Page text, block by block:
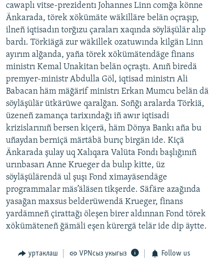
СУГЫШ
БЕЗНЕ ТОМАЛАДЫЛАР
ШӘЛКЕМНӘР
ӘҢГӘМӘ
КОММЕНТАР
ДИНИ ТОРМЫШ
ПӘРӘВЕЗ
КИНОХАНӘ
ДӨНЬЯ ХӘЛЛӘРЕ
ТАТАРЧА ПОДКАСТ
ӘЙДӘ ONLINE
IDEL.РЕАЛИИ
БЕЗГӘ КУШЫЛЫГЫЗ!
БАШКА ТЕЛЛӘРДӘ
cawaplı vitse-prezidentı Johannes Linn comğa könne
Änkarada, törek xökümäte wäkilläre belän oçraşıp,
ilneñ iqtisadın torğızu çaraları xaqında söyläşülär alıp
bardı. Törkiägä zur wäkillek ozatuwında kilgän Linn
ayırım alğanda, yaña törek xökümätendäge finans
ministrı Kemal Unakitan belän oçraştı. Anıñ biredä
premyer-ministr Abdulla Göl, iqtisad ministrı Ali
Babacan häm mäğärif ministrı Erkan Mumcu belän dä
söyläşülär ütkärüwe qaralğan. Soñğı aralarda Törkiä,
üzeneñ zamança tarixındağı iñ awır iqtisadi
krizislarınıñ bersen kiçerä, häm Dönya Bankı aña bu
uñaydan berniçä märtäbä burıç birgän ide. Kiçä
Änkarada şulay uq Xalıqara Valüta Fondı başlığınıñ
urınbasarı Anne Krueger da bulıp kitte, üz
söyläşülärendä ul şuşı Fond ximayäsendäge
programmalar mäs’äläsen tikşerde. Säfäre azağında
yasağan maxsus belderüwendä Krueger, finans
yardämneñ çirattağı öleşen birer aldınnan Fond törek
xökümäteneñ ğämäli eşen kürergä telär ide dip äytte.
уртаклаш VPNсыз укыгыз Follow us